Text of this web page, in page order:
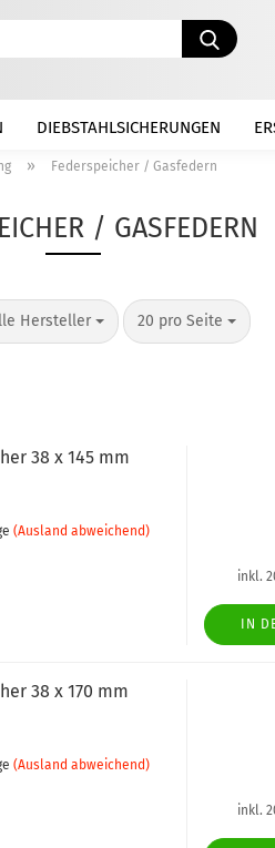
DIEBSTAHLSICHERUNGEN
» Federspeicher / Gasfedern
/ GASFEDERN
Hersteller
Seite 20 pro Seite
pro Seite
38 x 145 mm
(Ausland abweichend)
inkl.
IN
38 x 170 mm
(Ausland abweichend)
inkl.